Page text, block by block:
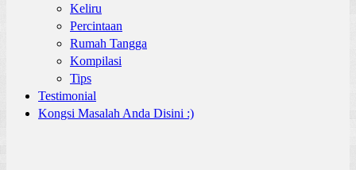
Keliru
Percintaan
Rumah Tangga
Kompilasi
Tips
Testimonial
Kongsi Masalah Anda Disini :)